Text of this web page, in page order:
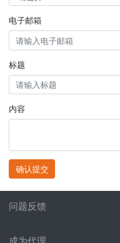
电子邮箱
标题
内容
确认提交
问题反馈